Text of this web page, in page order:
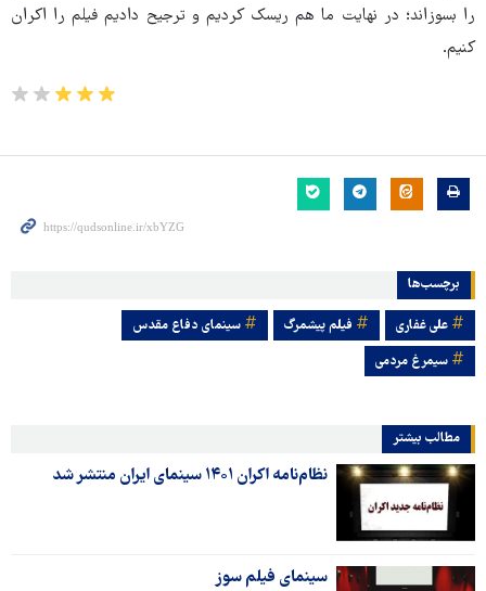
را بسوزاند؛ در نهایت ما هم ریسک کردیم و ترجیح دادیم فیلم را اکران
کنیم.
برچسب‌ها
علی غفاری فیلم پیشمرگ
سینمای دفاع مقدس
سیمرغ مردمی
مطالب بیشتر
نظام‌نامه اکران ۱۴۰۱ سینمای ایران منتشر شد
سینمای فیلم سوز